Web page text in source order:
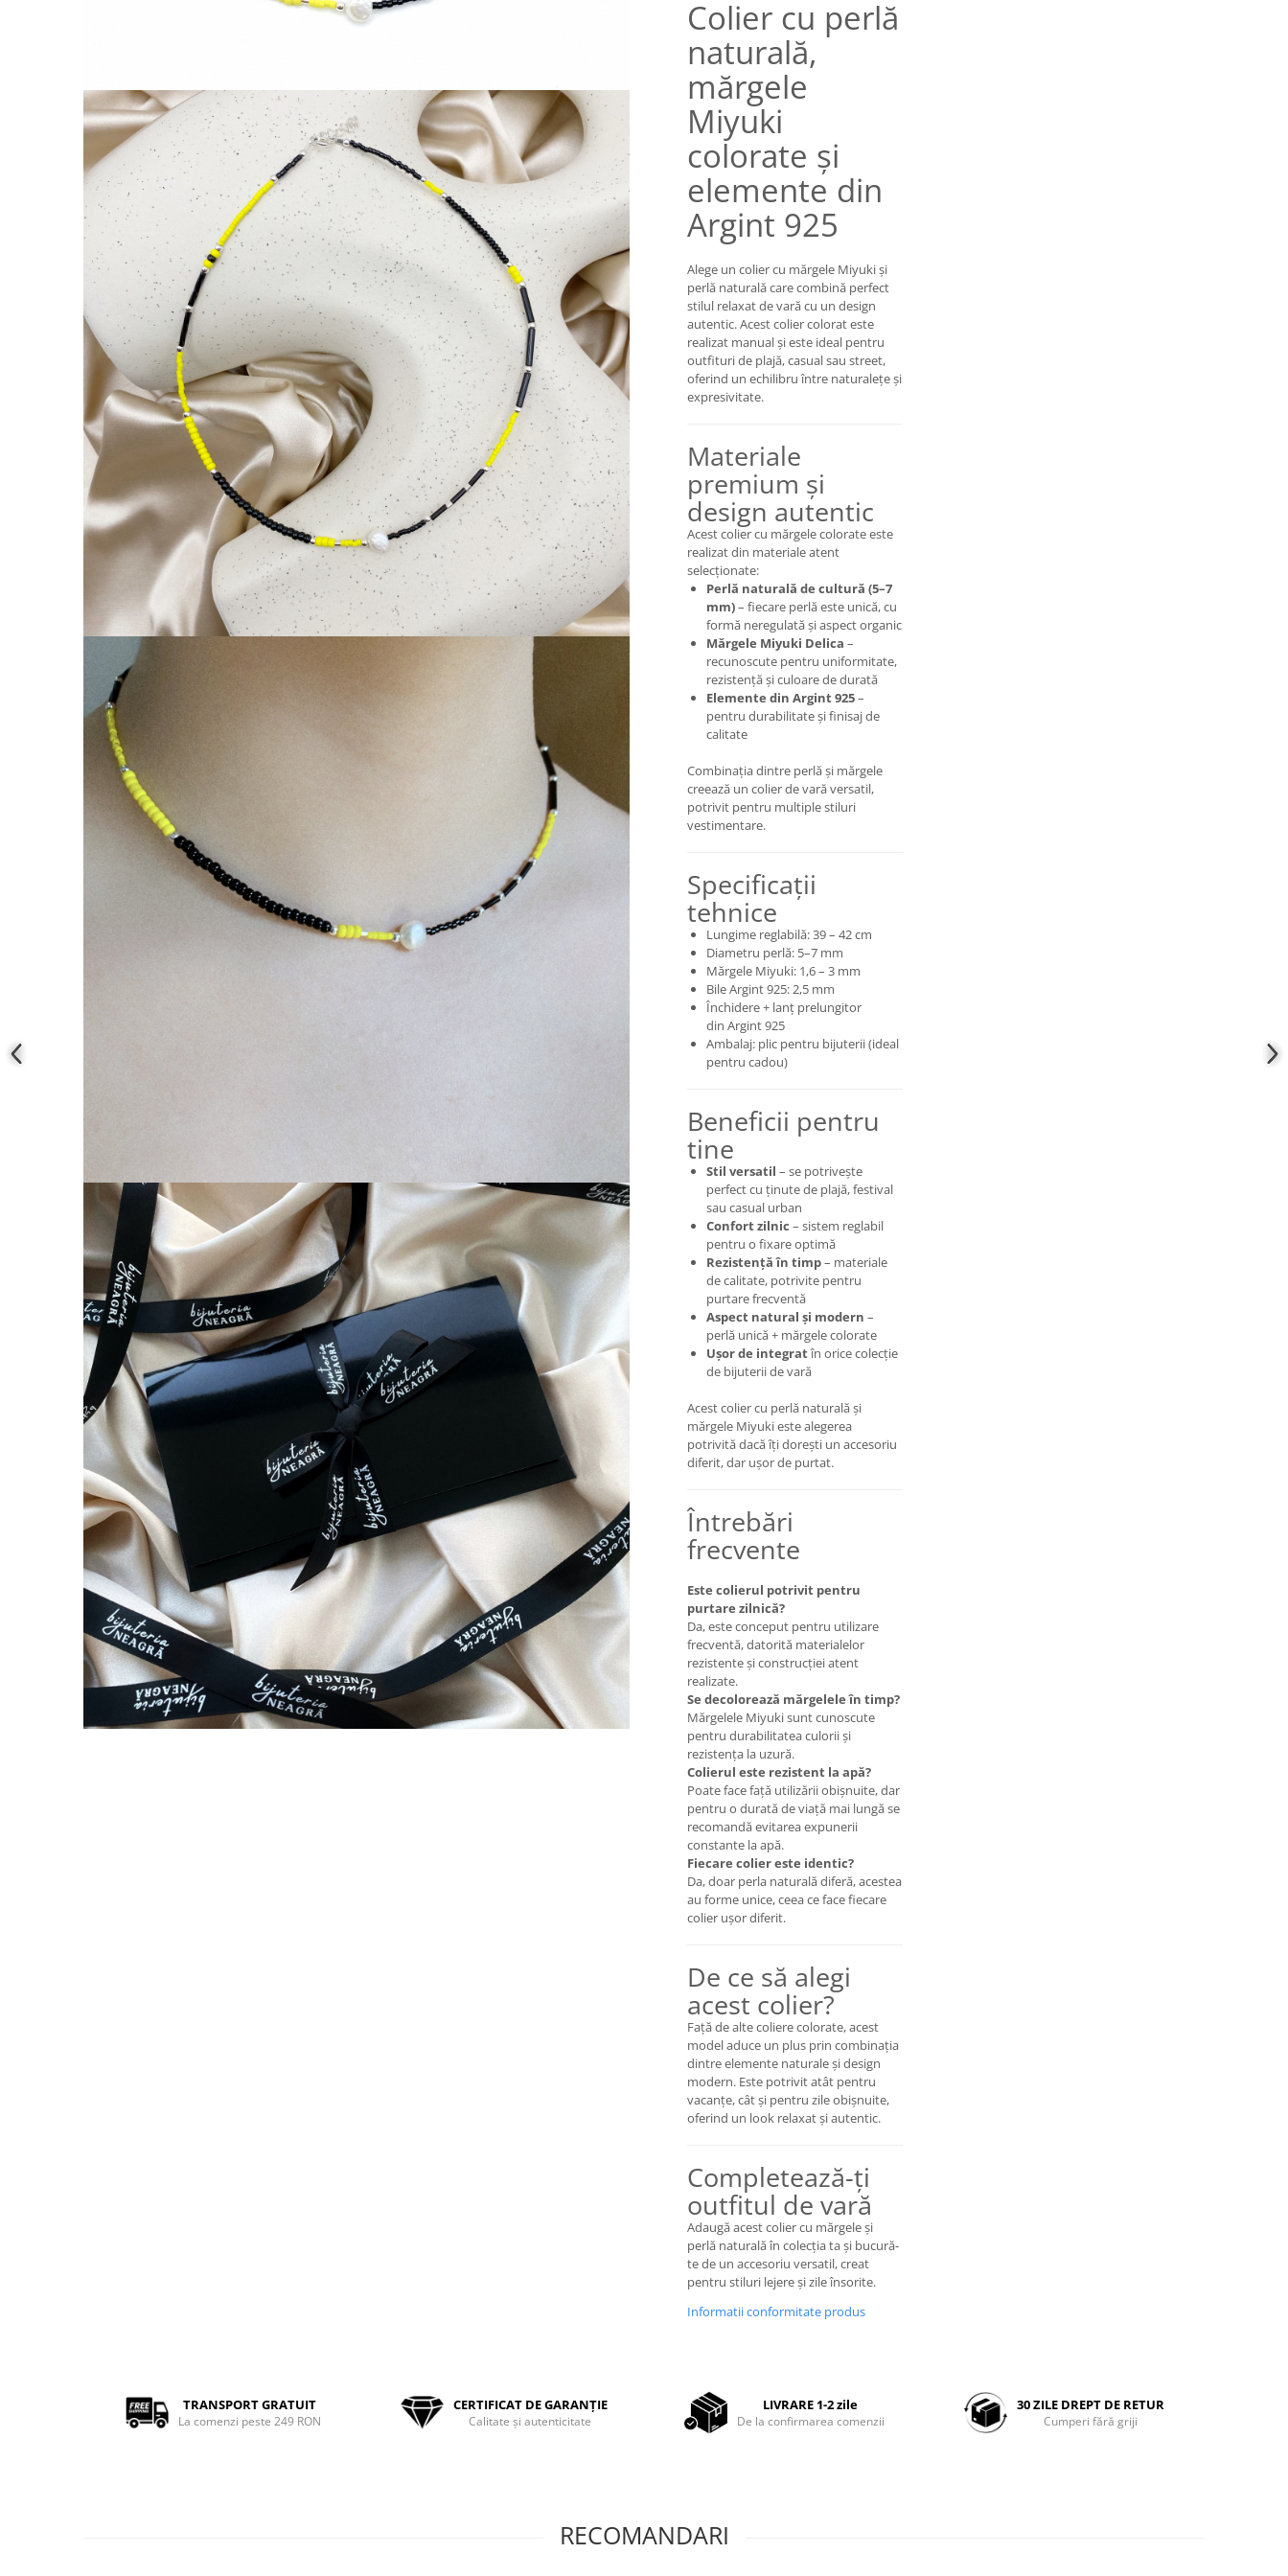
Lănțișoare cu Pietre Naturale
Lănțișoare Argint Diverse
COLIERE CU PERLE
Coliere cu Perle Naturale
Coliere cu Perle Preciosa
COLIERE ȘNUR REGLABIL
Coliere cu Inimioare
Coliere cu Cruce
Coliere cu Stea
Coliere cu Soare
Coliere cu Semilună
Coliere cu Zodii
Coliere cu Flori
Coliere cu Animale
Coliere cu Molecule
Coliere Diverse
BRĂȚĂRI CU ȘNUR REGLABIL
Brățări din Aur cu șnur reglabil
Brățări din Argint cu șnur reglabil
BRĂȚĂRI CU PIETRE SEMIPREȚIOASE
Brățări din Aur cu pietre
Brățări din Argint cu pietre
semiprețioase
Brățări elastice cu pietre
BRĂȚĂRI DE PICIOR
Brățări de picior din Aur
Brățări de picior din Argint
Coliere cu mărgele colorate și
Colier cu perlă
naturală,
mărgele
Miyuki
colorate și
elemente din
Argint 925
Alege un colier cu mărgele Miyuki și
perlă naturală care combină perfect
stilul relaxat de vară cu un design
autentic. Acest colier colorat este
realizat manual și este ideal pentru
outfituri de plajă, casual sau street,
oferind un echilibru între naturalețe și
expresivitate.
Materiale
premium și
design autentic
Acest colier cu mărgele colorate este
realizat din materiale atent
selecționate:
Perlă naturală de cultură (5–7
mm)– fiecare perlă este unică, cu
formă neregulată și aspect organic
Mărgele Miyuki Delica –
recunoscute pentru uniformitate,
rezistență și culoare de durată
Elemente din Argint 925–
pentru durabilitate și finisaj de
calitate
Combinația dintre perlă și mărgele
creează un colier de vară versatil,
potrivit pentru multiple stiluri
vestimentare.
Specificații
tehnice
Lungime reglabilă: 39 – 42 cm
Diametru perlă: 5–7 mm
Mărgele Miyuki: 1,6 – 3 mm
Bile Argint 925: 2,5 mm
Închidere + lanț prelungitor
din Argint 925
Ambalaj: plic pentru bijuterii (ideal
pentru cadou)
Beneficii pentru
tine
Stil versatil – se potrivește
perfect cu ținute de plajă, festival
sau casual urban
Confort zilnic – sistem reglabil
pentru o fixare optimă
Rezistență în timp– materiale
de calitate, potrivite pentru
purtare frecventă
Aspect natural și modern –
perlă unică + mărgele colorate
Ușor de integratîn orice colecție
de bijuterii de vară
Acest colier cu perlă naturală și
mărgele Miyuki este alegerea
potrivită dacă îți dorești un accesoriu
diferit, dar ușor de purtat.
Întrebări
frecvente
Este colierul potrivit pentru
purtare zilnică?
Da, este conceput pentru utilizare
frecventă, datorită materialelor
rezistente și construcției atent
realizate.
Se decolorează mărgelele în timp?
Mărgelele Miyuki sunt cunoscute
pentru durabilitatea culorii și
rezistența la uzură.
Colierul este rezistent la apă?
Poate face față utilizării obișnuite, dar
pentru o durată de viață mai lungă se
recomandă evitarea expunerii
constante la apă.
Fiecare colier este identic?
Da, doar perla naturală diferă, acestea
au forme unice, ceea ce face fiecare
colier ușor diferit.
De ce să alegi
acest colier?
Față de alte coliere colorate, acest
model aduce un plus prin combinația
dintre elemente naturale și design
modern. Este potrivit atât pentru
vacanțe, cât și pentru zile obișnuite,
oferind un look relaxat și autentic.
Completează-ți
outfitul de vară
Adaugă acest colier cu mărgele și
perlă naturală în colecția ta și bucură-
te de un accesoriu versatil, creat
pentru stiluri lejere și zile însorite.
Informatii conformitate produs
TRANSPORT GRATUIT
La comenzi peste 249 RON
CERTIFICAT DE GARANȚIE
Calitate și autenticitate
LIVRARE 1-2 zile
De la confirmarea comenzii
30 ZILE DREPT DE RETUR
Cumperi fără griji
RECOMANDARI